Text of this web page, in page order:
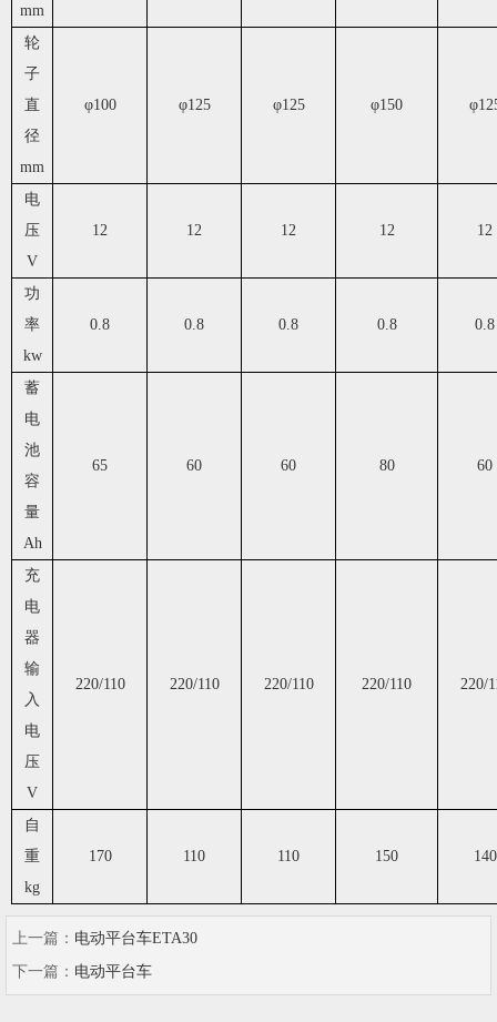
mm
轮
子
直
径
mm
φ100 φ125 φ125 φ150 φ
电
压
V
12 12 12 12 12
功
率
kw
0.8 0.8 0.8 0.8 0.8
蓄
电
池
容
量
Ah
65 60 60 80 60
充
电
器
输
入
电
压
V
220/110 220/110 220/110 220/110 220/
自
重
kg
170 110 110 150 140
上一篇： 电动平台车ETA30
下一篇： 电动平台车